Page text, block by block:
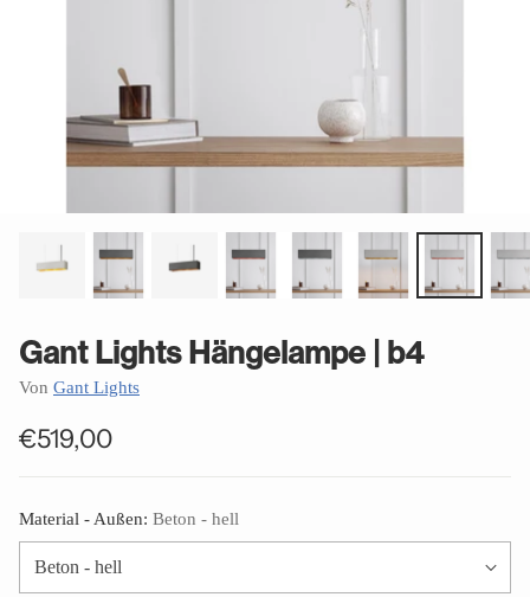
Gant Lights Hängelampe | b4
Von Gant Lights
Normaler
€519,00
Material - Außen: Beton - hell